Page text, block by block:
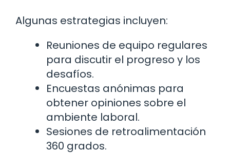
Algunas estrategias incluyen:
Reuniones de equipo regulares
para discutir el progreso y los
desafíos.
Encuestas anónimas para
obtener opiniones sobre el
ambiente laboral.
Sesiones de retroalimentación
360 grados.